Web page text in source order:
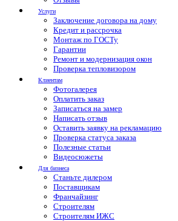
Услуги
Заключение договора на дому
Кредит и рассрочка
Монтаж по ГОСТу
Гарантии
Ремонт и модернизация окон
Проверка тепловизором
Клиентам
Фотогалерея
Оплатить заказ
Записаться на замер
Написать отзыв
Оставить заявку на рекламацию
Проверка статуса заказа
Полезные статьи
Видеосюжеты
Для бизнеса
Станьте дилером
Поставщикам
Франчайзинг
Строителям
Строителям ИЖС